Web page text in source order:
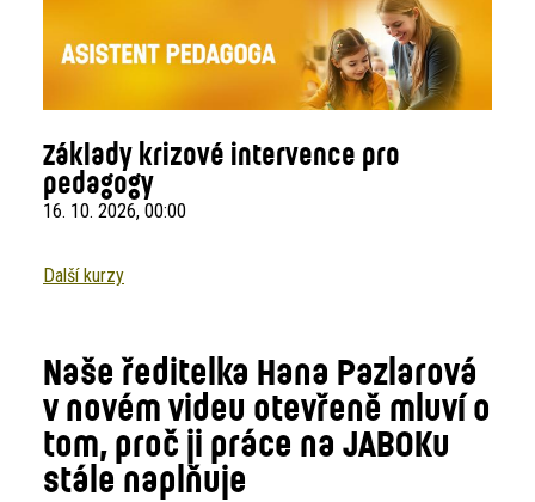
Základy krizové intervence pro
pedagogy
16. 10. 2026, 00:00
Další kurzy
Naše ředitelka Hana Pazlarová
v novém videu otevřeně mluví o
tom, proč ji práce na JABOKu
stále naplňuje